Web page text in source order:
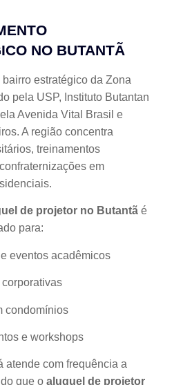
NO BUTANTÃ
estratégico da Zona
pela USP, Instituto Butantan
Avenida Vital Brasil e
A região concentra
treinamentos
em
de projetor no Butantã é
para:
eventos acadêmicos
condomínios
e workshops
atende com frequência a
que o aluguel de projetor